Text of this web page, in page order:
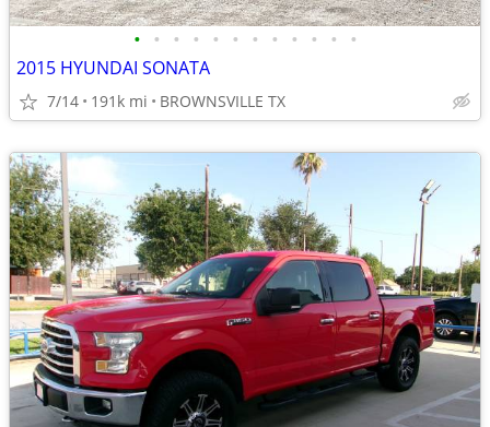
• • • • • • • • • • • •
2015 HYUNDAI SONATA
7/14 191k mi BROWNSVILLE TX